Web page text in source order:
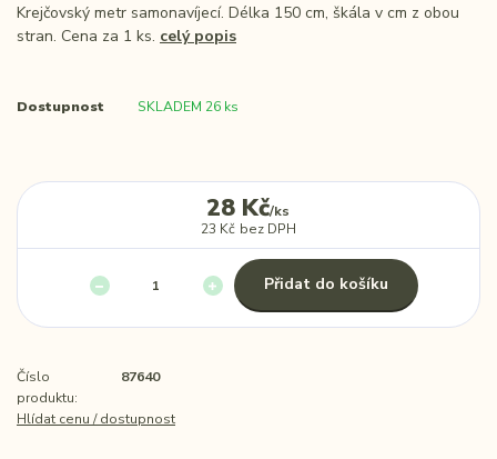
Krejčovský metr samonavíjecí. Délka 150 cm, škála v cm z obou
stran. Cena za 1 ks. celý popis
Dostupnost SKLADEM 26 ks
28 Kč/ks
23 Kč bez DPH
Přidat do košíku
Číslo
produktu:
87640
Hlídat cenu / dostupnost